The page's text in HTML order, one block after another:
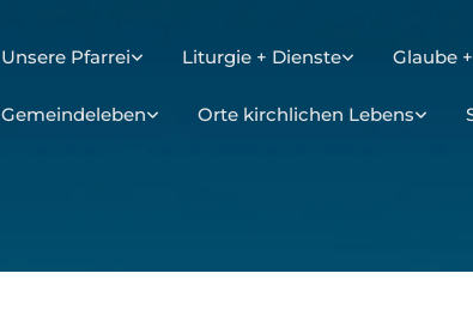
Unsere Pfarrei Liturgie + Dienste Glaube
Gemeindeleben Orte kirchlichen Lebens